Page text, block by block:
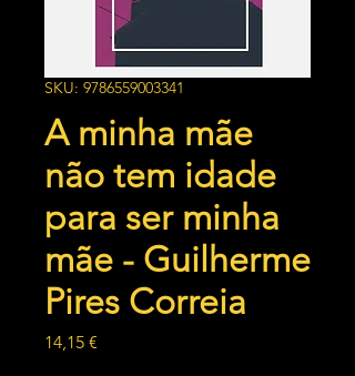
SKU: 9786559003341
A minha mãe
não tem idade
para ser minha
mãe - Guilherme
Pires Correia
14,15 €